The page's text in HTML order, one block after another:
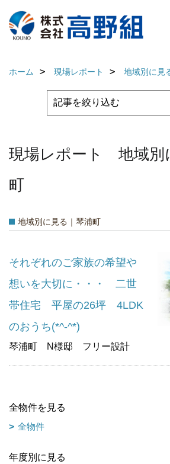
ホーム 現場レポート 地域別に見
現場レポート 地域別
町
地域別に見る｜琴浦町
それぞれのご家族の希望や
想いを大切に・・・ 二世
帯住宅 平屋の26坪 4LDK
のおうち(*^-^*)
琴浦町 N様邸 フリー設計
全物件を見る
全物件
年度別に見る